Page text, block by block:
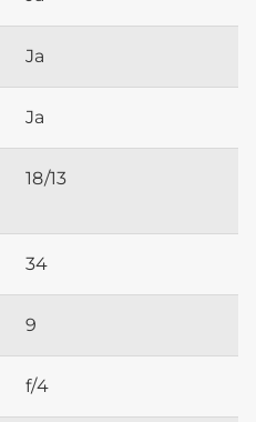
Ja
Ja
18/13
34
9
f/4